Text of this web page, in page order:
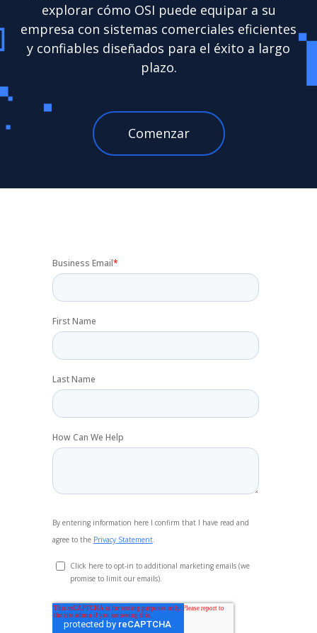
explorar cómo OSI puede equipar a su
empresa con sistemas comerciales eficientes
y confiables diseñados para el éxito a largo
plazo.
Comenzar